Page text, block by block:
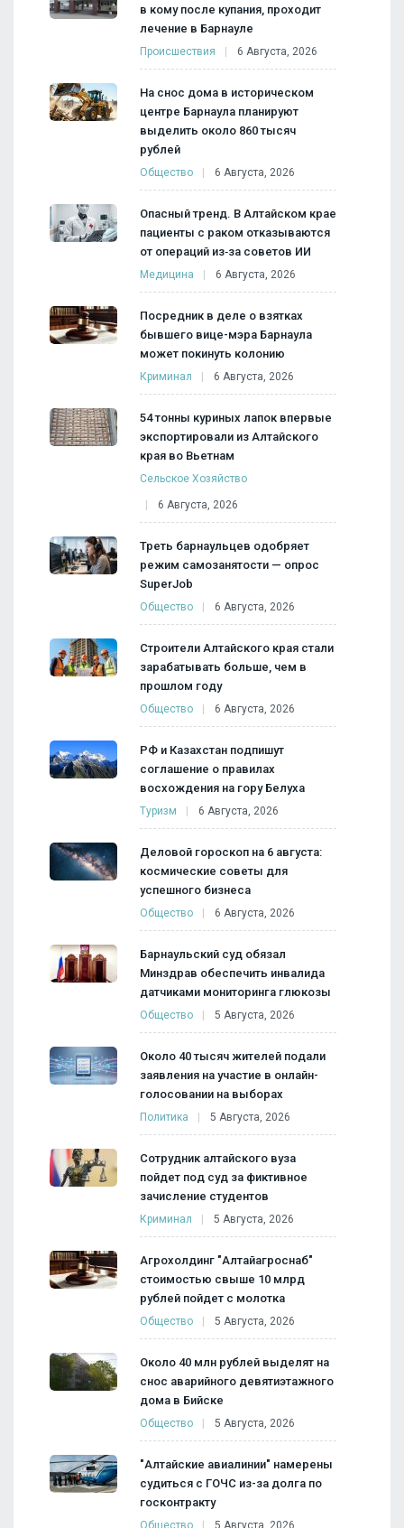
в кому после купания, проходит
лечение в Барнауле
Происшествия 6 Августа, 2026
На снос дома в историческом
центре Барнаула планируют
выделить около 860 тысяч
рублей
Общество 6 Августа, 2026
Опасный тренд. В Алтайском крае
пациенты с раком отказываются
от операций из‑за советов ИИ
Медицина 6 Августа, 2026
Посредник в деле о взятках
бывшего вице-мэра Барнаула
может покинуть колонию
Криминал 6 Августа, 2026
54 тонны куриных лапок впервые
экспортировали из Алтайского
края во Вьетнам
Сельское Хозяйство
6 Августа, 2026
Треть барнаульцев одобряет
режим самозанятости — опрос
SuperJob
Общество 6 Августа, 2026
Строители Алтайского края стали
зарабатывать больше, чем в
прошлом году
Общество 6 Августа, 2026
РФ и Казахстан подпишут
соглашение о правилах
восхождения на гору Белуха
Туризм 6 Августа, 2026
Деловой гороскоп на 6 августа:
космические советы для
успешного бизнеса
Общество 6 Августа, 2026
Барнаульский суд обязал
Минздрав обеспечить инвалида
датчиками мониторинга глюкозы
Общество 5 Августа, 2026
Около 40 тысяч жителей подали
заявления на участие в онлайн-
голосовании на выборах
Политика 5 Августа, 2026
Сотрудник алтайского вуза
пойдет под суд за фиктивное
зачисление студентов
Криминал 5 Августа, 2026
Агрохолдинг "Алтайагроснаб"
стоимостью свыше 10 млрд
рублей пойдет с молотка
Общество 5 Августа, 2026
Около 40 млн рублей выделят на
снос аварийного девятиэтажного
дома в Бийске
Общество 5 Августа, 2026
"Алтайские авиалинии" намерены
судиться с ГОЧС из-за долга по
госконтракту
Общество 5 Августа, 2026